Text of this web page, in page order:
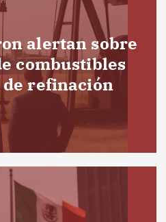
alertan sobre
combustibles
refinación